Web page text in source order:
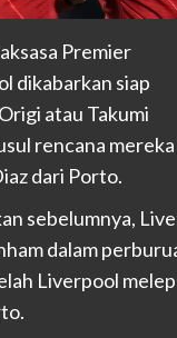
Premier
dikabarkan siap
atau Takumi
rencana mereka
dari Porto.
sebelumnya,
dalam
Liverpool